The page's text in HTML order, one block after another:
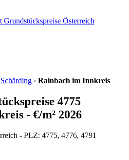
Grundstückspreise Österreich
Schärding › Rainbach im Innkreis
4775
- €/m² 2026
- PLZ: 4775, 4776, 4791